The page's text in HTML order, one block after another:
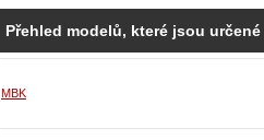
Přehled modelů, které jsou
MBK